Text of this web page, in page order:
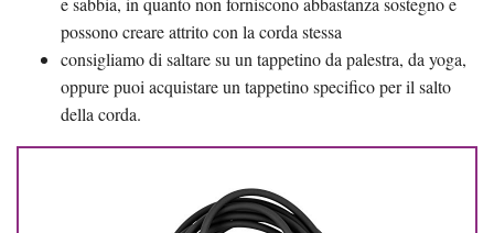
possono creare attrito con la corda stessa
consigliamo di saltare su un tappetino da palestra, da yoga,
oppure puoi acquistare un tappetino specifico per il salto
della corda.